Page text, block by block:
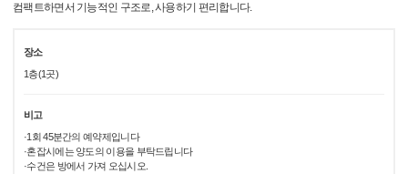
컴팩트하면서 기능적인 구조로, 사용하기 편리합니다.
장소
1층(1곳)
비고
·1회 45분간의 예약제입니다
·혼잡시에는 양도의 이용을 부탁드립니다
·수건은 방에서 가져 오십시오.